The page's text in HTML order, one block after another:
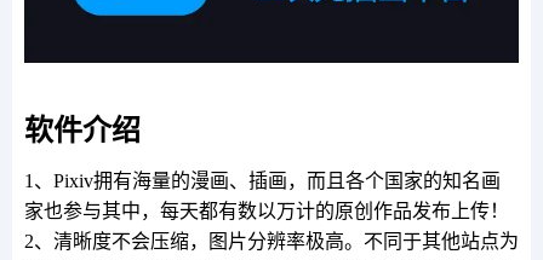
软件介绍
1、Pixiv拥有海量的漫画、插画，而且各个国家的知名画
家也参与其中，每天都有数以万计的原创作品发布上传！
2、清晰度不会压缩，图片分辨率极高。不同于其他站点为